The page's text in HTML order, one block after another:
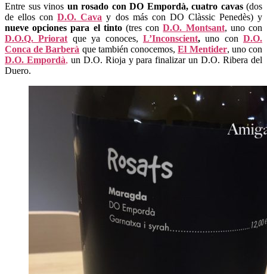
Entre sus vinos un rosado con DO Empordà, cuatro cavas(dos
de ellos conD.O. Cava y dos más con DO Clàssic Penedès) y
nueve opciones para el tinto(tres conD.O. Montsant, uno con
D.O.Q. Priorat que ya conoces, L’Inconscient,uno con D.O.
Conca de Barberà que también conocemos,El Mentider, uno con
D.O. Empordà, un D.O. Rioja y para finalizar un D.O. Ribera del
Duero.